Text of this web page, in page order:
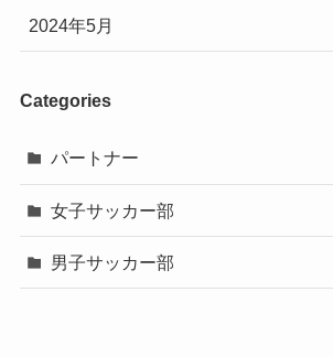
2024年5月
Categories
パートナー
女子サッカー部
男子サッカー部